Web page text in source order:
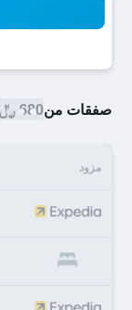
صفقات من680 ﷼
مزود